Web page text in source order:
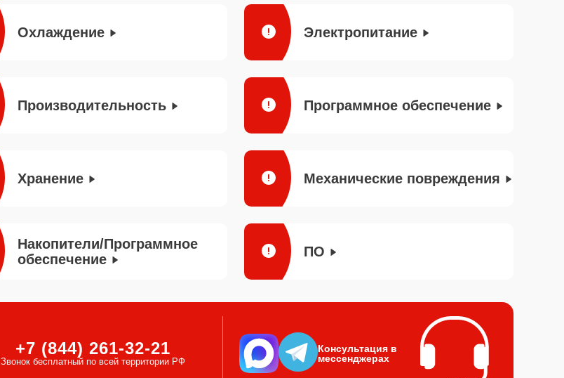
Охлаждение Электропитание
Производительность Программное обеспечение
Хранение Механические повреждения
Накопители/Программное
обеспечение
ПО
+7 (844) 261-32-21
Звонок бесплатный по всей территории РФ
Консультация в
мессенджерах